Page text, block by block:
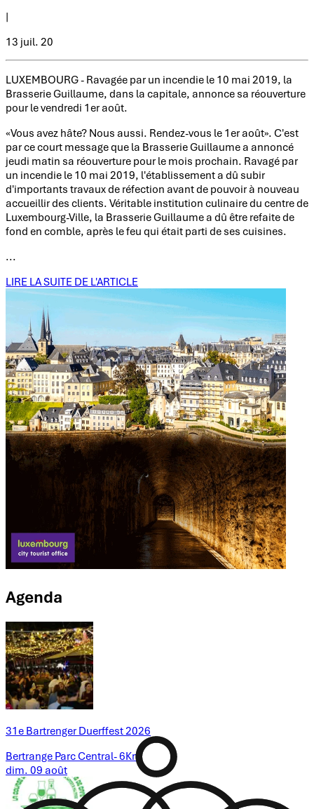
|
13 juil. 20
LUXEMBOURG - Ravagée par un incendie le 10 mai 2019, la
Brasserie Guillaume, dans la capitale, annonce sa réouverture
pour le vendredi 1er août.
«Vous avez hâte? Nous aussi. Rendez-vous le 1er août». C'est
par ce court message que la Brasserie Guillaume a annoncé
jeudi matin sa réouverture pour le mois prochain. Ravagé par
un incendie le 10 mai 2019, l'établissement a dû subir
d'importants travaux de réfection avant de pouvoir à nouveau
accueillir des clients. Véritable institution culinaire du centre de
Luxembourg-Ville, la Brasserie Guillaume a dû être refaite de
fond en comble, après le feu qui était parti de ses cuisines.
...
LIRE LA SUITE DE L'ARTICLE
Agenda
31e Bartrenger Duerffest 2026
Bertrange Parc Central-6Km
dim. 09 août